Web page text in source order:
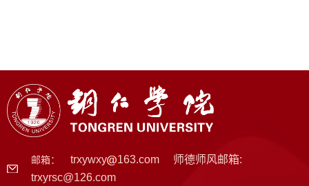
邮箱： trxywxy
163.com 师德师风邮箱:
trxyrsc@126.com